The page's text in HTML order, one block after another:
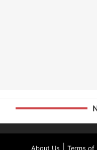
About Us Terms of